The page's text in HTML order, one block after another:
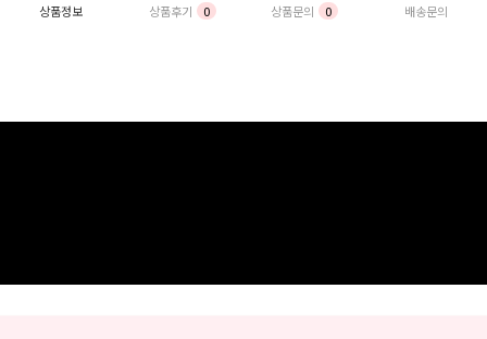
상품정보 상품후기 0 상품문의 0 배송문의